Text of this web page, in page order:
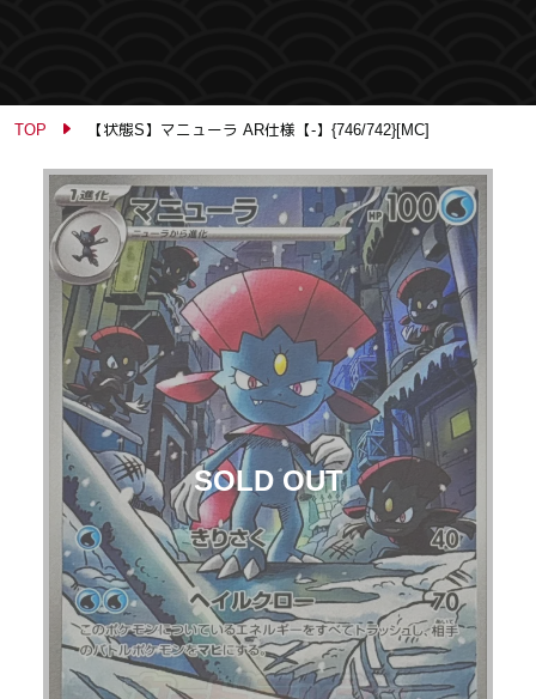
TOP 【状態S】マニューラ AR仕様【-】{746/742}[MC]